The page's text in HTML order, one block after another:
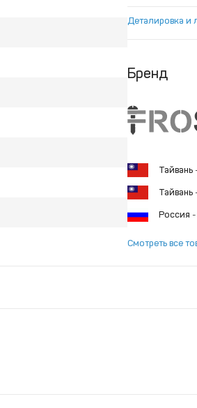
Деталировка и
Бренд
Тайвань
Тайвань
Россия
Смотреть все